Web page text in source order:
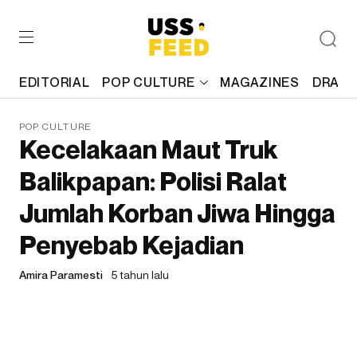
EDITORIAL POP CULTURE MAGAZINES
POP CULTURE
Kecelakaan Maut Truk
Balikpapan: Polisi Ralat
Jumlah Korban Jiwa Hingga
Penyebab Kejadian
Amira Paramesti 5 tahun lalu